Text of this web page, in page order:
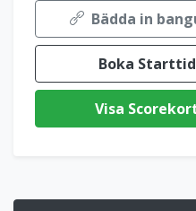
Bädda in
Boka Starttid
Visa